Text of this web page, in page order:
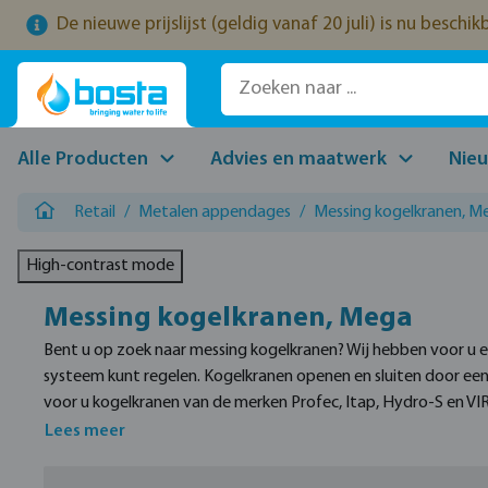
de hoofdinhoud
Ga naar de zoekopdracht
Ga naar de hoofdnavigatie
De nieuwe prijslijst (geldig vanaf 20 juli) is nu
Alle Producten Advies en maatwerk
Retail / Metalen appendages / Messing kogelkranen,
High-contrast mode
Messing kogelkranen, Mega
Bent u op zoek naar messing kogelkranen? Wij hebben voor
systeem kunt regelen. Kogelkranen openen en sluiten door
voor u kogelkranen van de merken Profec, Itap, Hydro-S en
Lees meer